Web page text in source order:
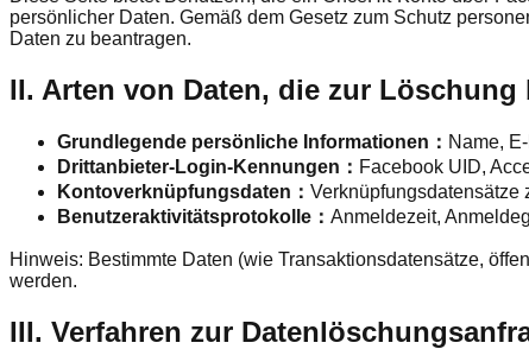
persönlicher Daten. Gemäß dem Gesetz zum Schutz
Daten zu beantragen.
II. Arten von Daten, die zur
Grundlegende persönliche Informationen ： Name,
Drittanbieter-Login-Kennungen ： Facebook UID,
Kontoverknüpfungsdaten ： Verknüpfungsdatensätze
Benutzeraktivitätsprotokolle ： Anmeldezeit,
Hinweis: Bestimmte Daten (wie Transaktionsdatensätze,
werden.
III. Verfahren zur